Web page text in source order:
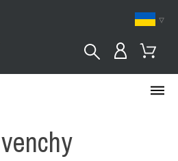
▿